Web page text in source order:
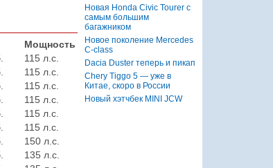
Мощность
115 л.с.
115 л.с.
115 л.с.
115 л.с.
115 л.с.
115 л.с.
150 л.с.
135 л.с.
Новая Honda Civic Tourer с
самым большим
багажником
Новое поколение Mercedes
C-class
Dacia Duster теперь и пикап
Chery Tiggo 5 — уже в
Китае, скоро в России
Новый хэтчбек MINI JCW